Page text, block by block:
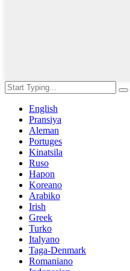
English
Pransiya
Aleman
Portuges
Kinatsila
Ruso
Hapon
Koreano
Arabiko
Irish
Greek
Turko
Italyano
Taga-Denmark
Romaniano